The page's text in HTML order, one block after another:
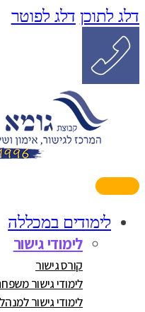
דלג לתוכן דלג לפוטר
לימודים במכללה
לימודי גישור
קורס גישור
לימודי גישור
לימודי גישור